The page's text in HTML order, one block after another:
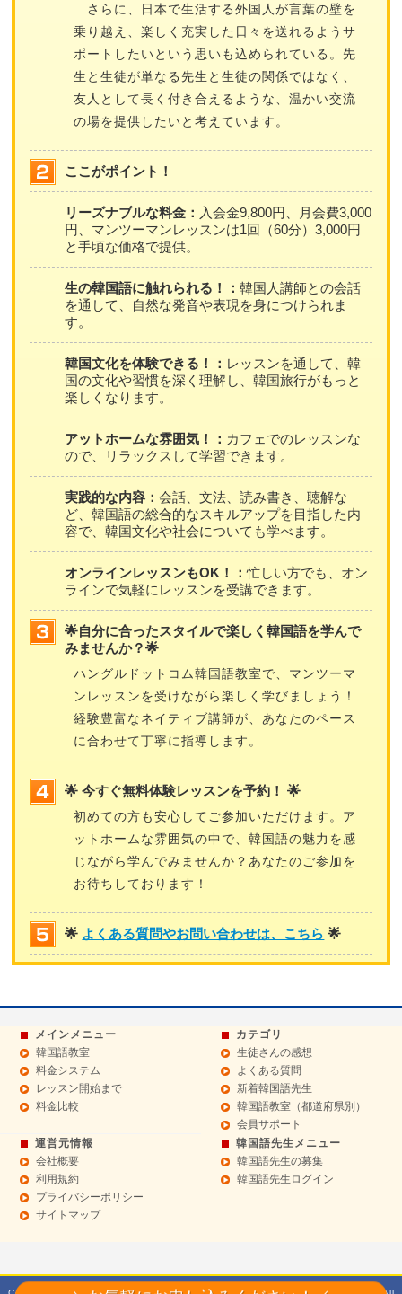
さらに、日本で生活する外国人が言葉の壁を
乗り越え、楽しく充実した日々を送れるようサ
ポートしたいという思いも込められている。先
生と生徒が単なる先生と生徒の関係ではなく、
友人として長く付き合えるような、温かい交流
の場を提供したいと考えています。
ここがポイント！
リーズナブルな料金： 入会金9,800円、月会費3,000
円、マンツーマンレッスンは1回（60分）3,000円
と手頃な価格で提供。
生の韓国語に触れられる！：韓国人講師との会話
を通して、自然な発音や表現を身につけられま
す。
韓国文化を体験できる！： レッスンを通して、韓
国の文化や習慣を深く理解し、韓国旅行がもっと
楽しくなります。
アットホームな雰囲気！： カフェでのレッスンな
ので、リラックスして学習できます。
実践的な内容：会話、文法、読み書き、聴解な
ど、韓国語の総合的なスキルアップを目指した内
容で、韓国文化や社会についても学べます。
オンラインレッスンもOK！：忙しい方でも、オン
ラインで気軽にレッスンを受講できます。
🌟自分に合ったスタイルで楽しく韓国語を学んで
みませんか？🌟
ハングルドットコム韓国語教室で、マンツーマ
ンレッスンを受けながら楽しく学びましょう！
経験豊富なネイティブ講師が、あなたのペース
に合わせて丁寧に指導します。
🌟 今すぐ無料体験レッスンを予約！ 🌟
初めての方も安心してご参加いただけます。ア
ットホームな雰囲気の中で、韓国語の魅力を感
じながら学んでみませんか？あなたのご参加を
お待ちしております！
🌟 よくある質問やお問い合わせは、こちら 🌟
メインメニュー
韓国語教室
料金システム
レッスン開始まで
料金比較
カテゴリ
生徒さんの感想
よくある質問
新着韓国語先生
韓国語教室（都道府県別）
会員サポート
運営元情報
会社概要
利用規約
プライバシーポリシー
サイトマップ
韓国語先生メニュー
韓国語先生の募集
韓国語先生ログイン